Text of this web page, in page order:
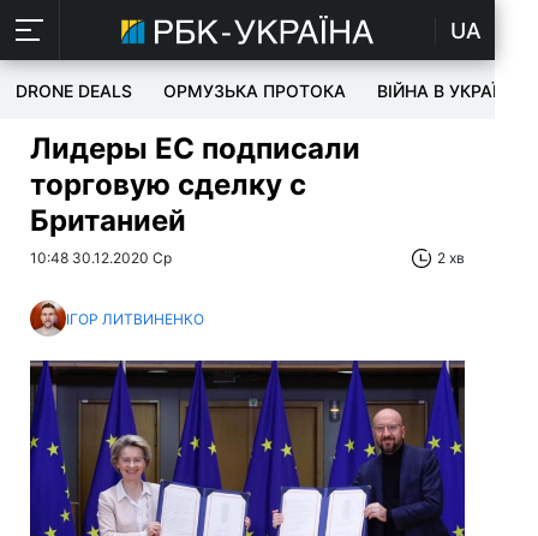
UA
DRONE DEALS ОРМУЗЬКА ПРОТОКА ВІЙНА В УКРАЇНІ
Лидеры ЕС подписали
торговую сделку с
Британией
10:48 30.12.2020 Ср 2 хв
ІГОР ЛИТВИНЕНКО